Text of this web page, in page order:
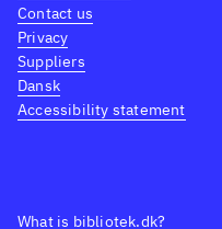
What is bibliotek.dk?
Contact us
Privacy
Suppliers
Dansk
Accessibility statement